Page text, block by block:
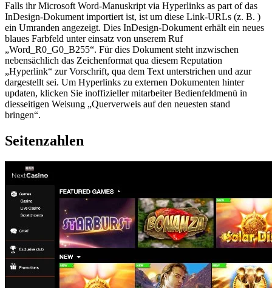
Falls ihr Microsoft Word-Manuskript via Hyperlinks as part of das
InDesign-Dokument importiert ist, ist um diese Link-URLs (z. B. )
ein Umranden angezeigt. Dies InDesign-Dokument erhält ein neues
blaues Farbfeld unter einsatz von unserem Ruf
„Word_R0_G0_B255“. Für dies Dokument steht inzwischen
nebensächlich das Zeichenformat qua diesem Reputation
„Hyperlink“ zur Vorschrift, qua dem Text unterstrichen und azur
dargestellt sei. Um Hyperlinks zu externen Dokumenten hinter
updaten, klicken Sie inoffizieller mitarbeiter Bedienfeldmenü in
diesseitigen Weisung „Querverweis auf den neuesten stand
bringen“.
Seitenzahlen